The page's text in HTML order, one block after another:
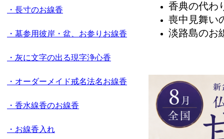
・長寸のお線香
・墓参用彼岸・盆、お参りお線香
・灰に文字の出る現字浄心香
・オーダーメイド戒名法名お線香
・香水線香のお線香
・お線香入れ
香典の代わ
喪中見舞い
淡路島のお